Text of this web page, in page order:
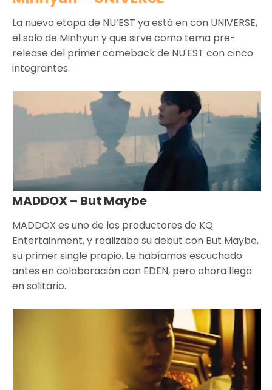
La nueva etapa de NU’EST ya está en con UNIVERSE,
el solo de Minhyun y que sirve como tema pre-
release del primer comeback de NU'EST con cinco
integrantes.
MADDOX – But Maybe
MADDOX es uno de los productores de KQ
Entertainment, y realizaba su debut con But Maybe,
su primer single propio. Le habíamos escuchado
antes en colaboración con EDEN, pero ahora llega
en solitario.